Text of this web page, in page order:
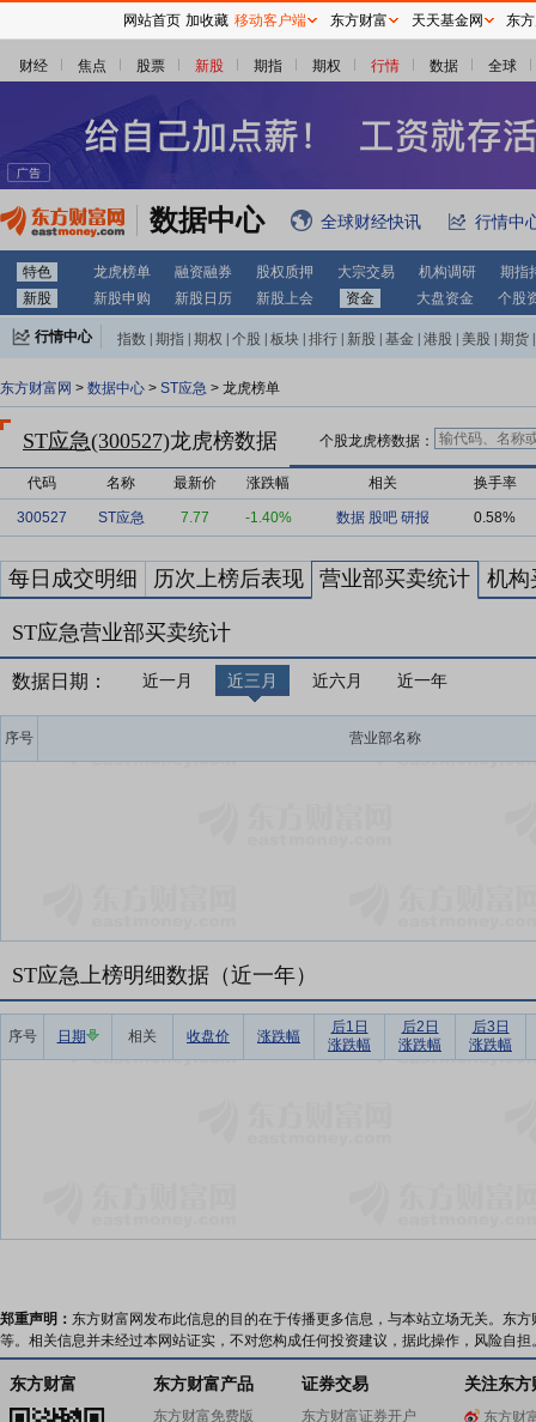
财经 焦点 股票 新股 期指 期权 行情 数据 全球
数据中心 全球财经快讯 行情中
特色 龙虎榜单 融资融券 股权质押 大宗交易 机构调研
期指
新股
新股申购 新股日历 新股上会 资金 大盘资金 个股
行情中心 指数 期指 期权 个股 板块 排行 新股 基金 港股 美股 期货
东方财富网 > 数据中心 > ST应急 > 龙虎榜单
ST应急(300527)龙虎榜数据 个股龙虎榜数据：
代码 名称 最新价 涨跌幅 相关 换手率
300527 ST应急 7.77 -1.40% 数据 股吧 研报 0.58%
每日成交明细 历次上榜后表现 营业部买卖统计 机构
ST应急营业部买卖统计
数据日期： 近一月 近三月 近六月 近一年
序号 营业部名称
ST应急上榜明细数据（近一年）
序号 日期 相关 收盘价 涨跌幅
后1日
涨跌幅
后2日
涨跌幅
后3日
涨跌幅
郑重声明： 东方财富网发布此信息的目的在于传播更多信息，与本站立场无关。东
等。相关信息并未经过本网站证实，不对您构成任何投资建议，据此操作，风险自担
网站首页 加收藏 移动客户端 东方财富 天天基金网 东